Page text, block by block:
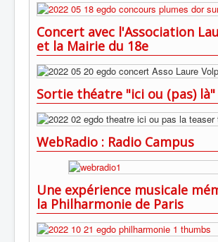
Concert avec l'Association
et la Mairie du 18e
Sortie théatre "ici ou (pas) là"
WebRadio : Radio Campus
Une expérience musicale
la Philharmonie de Paris